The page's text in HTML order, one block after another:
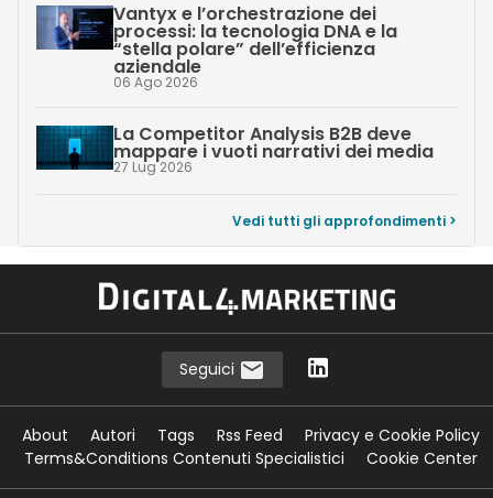
Vantyx e l’orchestrazione dei
processi: la tecnologia DNA e la
“stella polare” dell’efficienza
aziendale
06 Ago 2026
La Competitor Analysis B2B deve
mappare i vuoti narrativi dei media
27 Lug 2026
Vedi tutti gli approfondimenti >
Seguici
About Autori Tags Rss Feed
Privacy e Cookie Policy
Terms&Conditions Contenuti Specialistici
Cookie Center